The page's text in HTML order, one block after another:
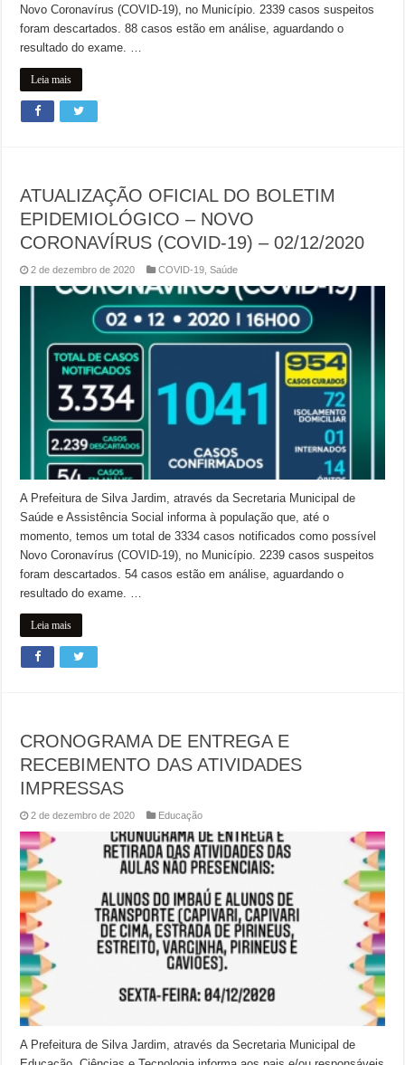
Novo Coronavírus (COVID-19), no Município. 2339 casos suspeitos
foram descartados. 88 casos estão em análise, aguardando o
resultado do exame. …
Leia mais
ATUALIZAÇÃO OFICIAL DO BOLETIM
EPIDEMIOLÓGICO – NOVO
CORONAVÍRUS (COVID-19) – 02/12/2020
2 de dezembro de 2020 COVID-19 ,Saúde
A Prefeitura de Silva Jardim, através da Secretaria Municipal de
Saúde e Assistência Social informa à população que, até o
momento, temos um total de 3334 casos notificados como possível
Novo Coronavírus (COVID-19), no Município. 2239 casos suspeitos
foram descartados. 54 casos estão em análise, aguardando o
resultado do exame. …
Leia mais
CRONOGRAMA DE ENTREGA E
RECEBIMENTO DAS ATIVIDADES
IMPRESSAS
2 de dezembro de 2020 Educação
A Prefeitura de Silva Jardim, através da Secretaria Municipal de